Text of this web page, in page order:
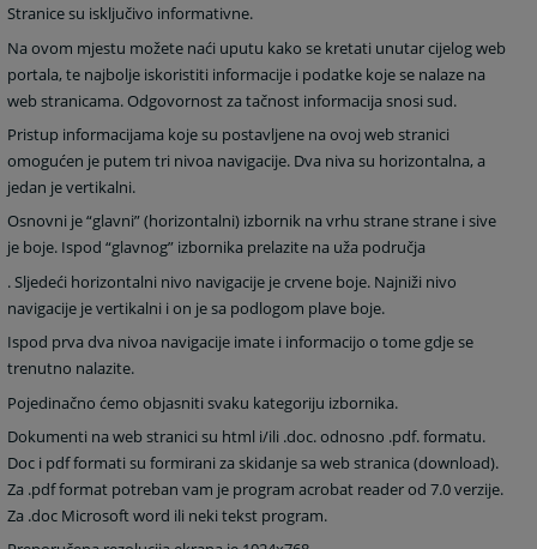
Stranice su isključivo informativne.
Na ovom mjestu možete naći uputu kako se kretati unutar cijelog web
portala, te najbolje iskoristiti informacije i podatke koje se nalaze na
web stranicama. Odgovornost za tačnost informacija snosi sud.
Pristup informacijama koje su postavljene na ovoj web stranici
omogućen je putem tri nivoa navigacije. Dva niva su horizontalna, a
jedan je vertikalni.
Osnovni je “glavni” (horizontalni) izbornik na vrhu strane strane i sive
je boje. Ispod “glavnog” izbornika prelazite na uža područja
. Sljedeći horizontalni nivo navigacije je crvene boje. Najniži nivo
navigacije je vertikalni i on je sa podlogom plave boje.
Ispod prva dva nivoa navigacije imate i informacijo o tome gdje se
trenutno nalazite.
Pojedinačno ćemo objasniti svaku kategoriju izbornika.
Dokumenti na web stranici su html i/ili .doc. odnosno .pdf. formatu.
Doc i pdf formati su formirani za skidanje sa web stranica (download).
Za .pdf format potreban vam je program acrobat reader od 7.0 verzije.
Za .doc Microsoft word ili neki tekst program.